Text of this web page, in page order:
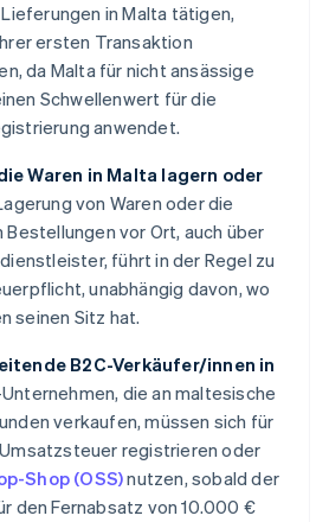
in Malta tätigen,
ersten Transaktion
da Malta für nicht ansässige
Schwellenwert für die
anwendet.
Waren in Malta lagern oder
von Waren oder die
vor Ort, auch über
führt in der Regel zu
unabhängig davon, wo
seinen Sitz hat.
B2C-Verkäufer/innen in
die an maltesische
verkaufen, müssen sich für
registrieren oder
Shop (OSS)nutzen, sobald der
den Fernabsatz von 10.000 €